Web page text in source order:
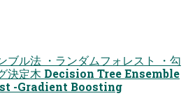
ブル法 ・ランダムフォレスト ・勾
決定木 Decision Tree Ensemble
-Gradient Boosting